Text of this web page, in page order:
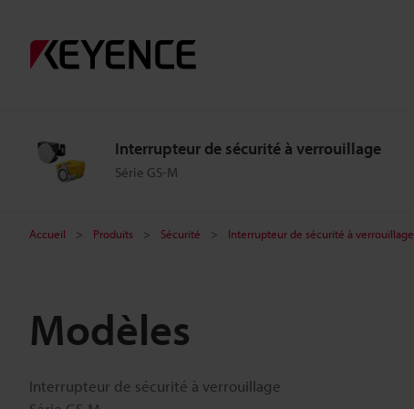
Interrupteur de sécurité à verrouillage
Série GS-M
Accueil Produits Sécurité Interrupteur de sécurité à verrouillage
Modèles
Interrupteur de sécurité à verrouillage